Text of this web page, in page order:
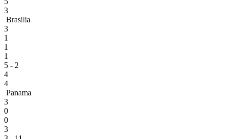
3
Brasilia
3
1
1
1
5 - 2
4
4
Panama
3
0
0
3